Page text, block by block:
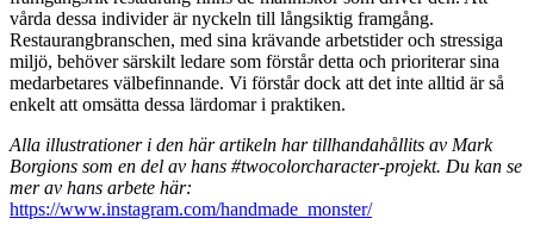
vårda dessa individer är nyckeln till långsiktig framgång.
Restaurangbranschen, med sina krävande arbetstider och stressiga
miljö, behöver särskilt ledare som förstår detta och prioriterar sina
medarbetares välbefinnande. Vi förstår dock att det inte alltid är så
enkelt att omsätta dessa lärdomar i praktiken.
Alla illustrationer i den här artikeln har tillhandahållits av Mark
Borgions som en del av hans #twocolorcharacter-projekt. Du kan se
mer av hans arbete här:
https://www.instagram.com/handmade_monster/